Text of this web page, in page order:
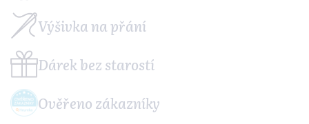
Výšivkana přání
Dárekbez starostí
Ověřeno zákazníky